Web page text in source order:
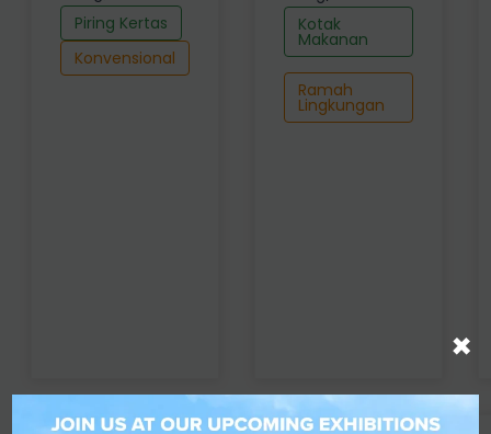
Piring Kertas
Konvensional
Kotak
Makanan
Ramah
Lingkungan
×